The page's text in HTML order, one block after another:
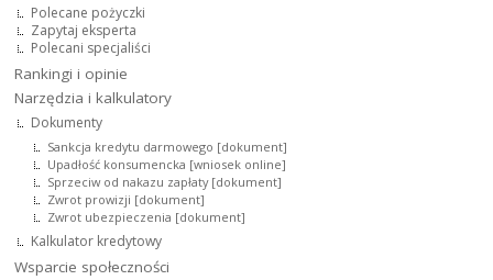
Polecane pożyczki
Zapytaj eksperta
Polecani specjaliści
Rankingi i opinie
Narzędzia i kalkulatory
Dokumenty
Sankcja kredytu darmowego [dokument]
Upadłość konsumencka [wniosek online]
Sprzeciw od nakazu zapłaty [dokument]
Zwrot prowizji [dokument]
Zwrot ubezpieczenia [dokument]
Kalkulator kredytowy
Wsparcie społeczności